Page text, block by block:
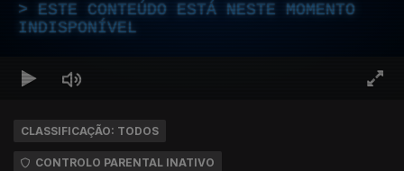
ESTE CONTEÚDO ESTÁ NESTE MOMENTO
INDISPONÍVEL
CLASSIFICAÇÃO: TODOS
CONTROLO PARENTAL INATIVO